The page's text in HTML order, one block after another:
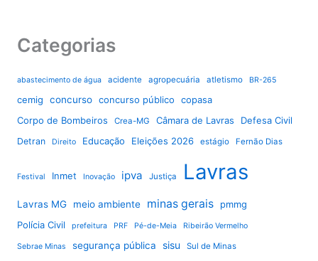
Categorias
abastecimento de água acidente agropecuária atletismo BR-265
cemig concurso concurso público
copasa
Corpo de Bombeiros
Crea-MG Câmara de Lavras Defesa Civil
Detran Direito Educação Eleições 2026 estágio Fernão Dias
Festival Inmet Inovação ipva Justiça Lavras
Lavras MG meio ambiente minas gerais
pmmg
Polícia Civil
prefeitura PRF Pé-de-Meia Ribeirão Vermelho
Sebrae Minas segurança pública sisu Sul de Minas